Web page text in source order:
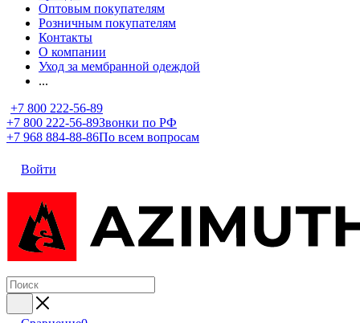
Оптовым покупателям
Розничным покупателям
Контакты
О компании
Уход за мембранной одеждой
...
+7 800 222-56-89
+7 800 222-56-89Звонки по РФ
+7 968 884-88-86По всем вопросам
Войти